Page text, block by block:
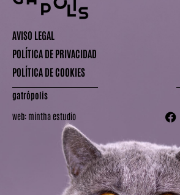
AVISO LEGAL
POLÍTICA DE PRIVACIDAD
POLÍTICA DE COOKIES
gatrópolis
web: mintha estudio